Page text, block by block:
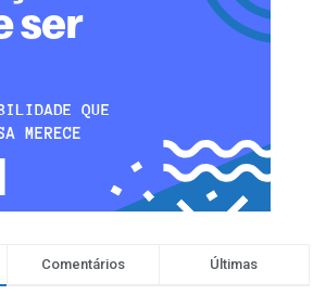
Comentários Últimas